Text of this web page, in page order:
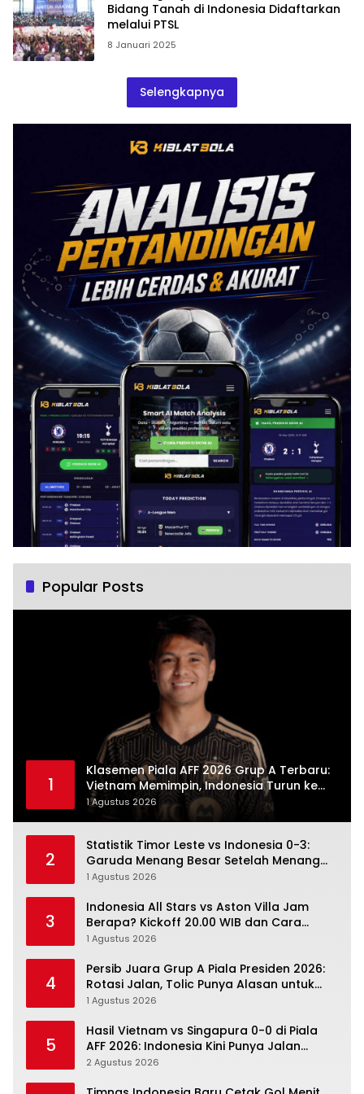
Bidang Tanah di Indonesia Didaftarkan
melalui PTSL
8 Januari 2025
Selengkapnya
Popular Posts
1
Klasemen Piala AFF 2026 Grup A Terbaru:
Vietnam Memimpin, Indonesia Turun ke
Posisi Tiga
1 Agustus 2026
2
Statistik Timor Leste vs Indonesia 0-3:
Garuda Menang Besar Setelah Menang
Angka Lebih Dulu
1 Agustus 2026
3
Indonesia All Stars vs Aston Villa Jam
Berapa? Kickoff 20.00 WIB dan Cara
Nonton Resminya
1 Agustus 2026
4
Persib Juara Grup A Piala Presiden 2026:
Rotasi Jalan, Tolic Punya Alasan untuk
Percaya
1 Agustus 2026
5
Hasil Vietnam vs Singapura 0-0 di Piala
AFF 2026: Indonesia Kini Punya Jalan
Terbuka
2 Agustus 2026